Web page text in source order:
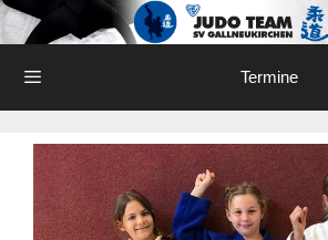
Skip
to
content
Termine